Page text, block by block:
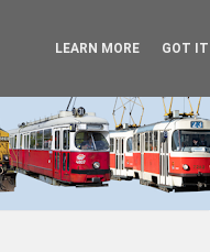
LEARN MORE GOT IT